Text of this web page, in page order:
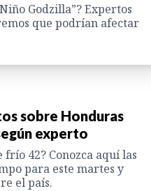
Godzilla”? Expertos
que podrían afectar
sobre Honduras
experto
42? Conozca aquí las
para este martes y
el país.